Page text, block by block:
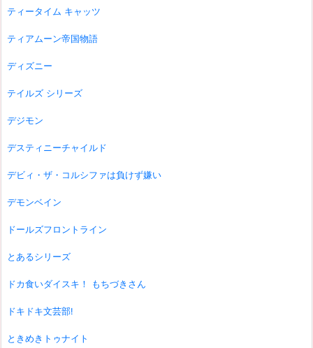
ティータイム キャッツ
ティアムーン帝国物語
ディズニー
テイルズ シリーズ
デジモン
デスティニーチャイルド
デビィ・ザ・コルシファは負けず嫌い
デモンベイン
ドールズフロントライン
とあるシリーズ
ドカ食いダイスキ！ もちづきさん
ドキドキ文芸部!
ときめきトゥナイト